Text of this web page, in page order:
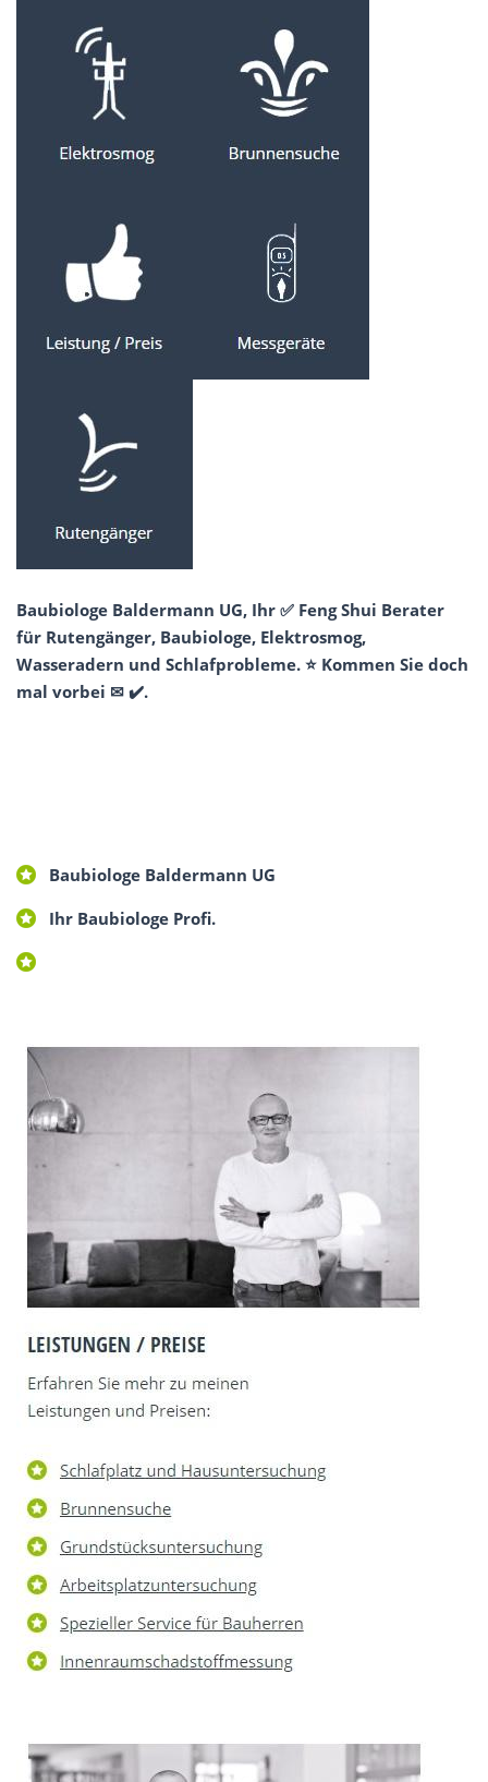
Baubiologe Baldermann UG, Ihr ✅ Feng Shui Berater
für Rutengänger, Baubiologe, Elektrosmog,
Wasseradern und Schlafprobleme. ⭐ Kommen Sie doch
mal vorbei ✉ ✔️.
Baubiologe Baldermann UG
Ihr Baubiologe Profi.